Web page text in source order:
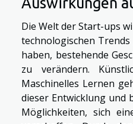
Die Welt der Start-ups
technologischen
haben, bestehende
zu verändern.
Maschinelles Lernen
dieser Entwicklung und
Möglichkeiten, sich